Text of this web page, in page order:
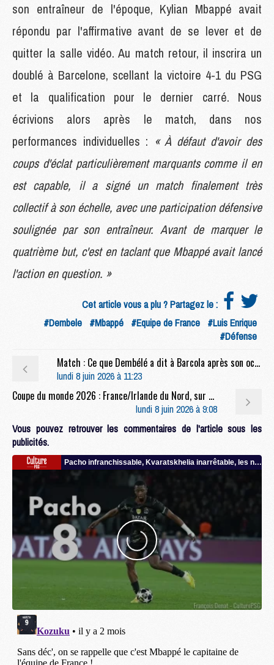
son entraîneur de l'époque, Kylian Mbappé avait
répondu par l'affirmative avant de se lever et de
quitter la salle vidéo. Au match retour, il inscrira un
doublé à Barcelone, scellant la victoire 4-1 du PSG
et la qualification pour le dernier carré. Nous
écrivions alors après le match, dans nos
performances individuelles : « À défaut d'avoir des
coups d'éclat particulièrement marquants comme il en
est capable, il a signé un match finalement très
collectif à son échelle, avec une participation défensive
soulignée par son entraîneur. Avant de marquer le
quatrième but, c'est en taclant que Mbappé avait lancé
l'action en question. »
Cet article vous a plu ? Partagez le :
#Dembele #Mbappé #Equipe de France #Luis Enrique
#Défense
Match : Ce que Dembélé a dit à Barcola après son occasion manquée face à Arsenal
lundi 8 juin 2026 à 11:23
Coupe du monde 2026 : France/Irlande du Nord, sur quelle chaîne et à quelle heure regarder le match ?
lundi 8 juin 2026 à 9:08
Vous pouvez retrouver les commentaires de l'article sous les
publicités.